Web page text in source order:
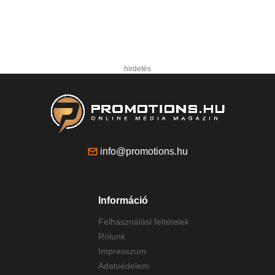
hirdetés
info@promotions.hu
Információ
Felhasználási feltételek
Rólunk
Impresszum
Adatvédelem